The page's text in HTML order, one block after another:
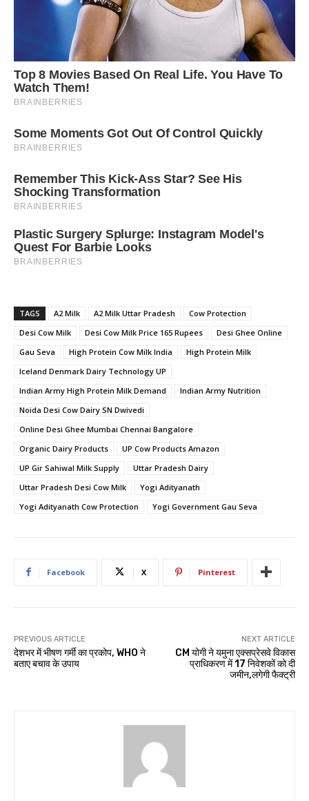
TAGS A2 Milk A2 Milk Uttar Pradesh
Cow Protection
Desi Cow Milk
Desi Cow Milk Price 165 Rupees
Desi Ghee Online
Gau Seva
High Protein Cow Milk India
High Protein Milk
Iceland Denmark Dairy Technology UP
Indian Army High Protein Milk Demand
Indian Army Nutrition
Noida Desi Cow Dairy SN Dwivedi
Online Desi Ghee Mumbai Chennai Bangalore
Organic Dairy Products
UP Cow Products Amazon
UP Gir Sahiwal Milk Supply
Uttar Pradesh Dairy
Uttar Pradesh Desi Cow Milk
Yogi Adityanath
Yogi Adityanath Cow Protection
Yogi Government Gau Seva
Facebook X Pinterest
PREVIOUS ARTICLE
देशभर में भीषण गर्मी का प्रकोप, WHO ने
बताए बचाव के उपाय
NEXT ARTICLE
CM योगी ने यमुना एक्सप्रेसवे विकास
प्राधिकरण में 17 निवेशकों को दी
जमीन,लगेगी फैक्ट्री